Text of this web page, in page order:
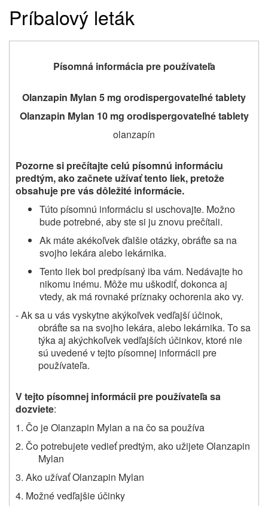
Príbalový leták
Písomná informácia pre používateľa
Olanzapin Mylan 5 mg orodispergovateľné tablety
Olanzapin Mylan 10 mg orodispergovateľné tablety
olanzapín
Pozorne si prečítajte celú písomnú informáciu
predtým, ako začnete užívaťtento liek, pretože
obsahuje pre vás dôležité informácie.
Túto písomnú informáciu si uschovajte. Možno
bude potrebné, aby ste si ju znovu prečítali.
Ak máte akékoľvek ďalšie otázky, obráťte sa na
svojho lekára alebo lekárnika.
Tento liek bol predpísaný iba vám. Nedávajte ho
nikomu inému. Môže mu uškodiť, dokonca aj
vtedy, ak má rovnaké príznaky ochorenia ako vy.
- Ak sa u vás vyskytne akýkoľvek vedľajší účinok,
obráťte sa na svojho lekára, alebo lekárnika. To sa
týka aj akýchkoľvek vedľajších účinkov, ktoré nie
sú uvedené v tejto písomnej informácii pre
používateľa.
V tejto písomnej informácii pre používateľa sa
dozviete:
1. Čo je Olanzapin Mylan a na čo sa používa
2. Čo potrebujete vedieť predtým, ako užijete Olanzapin
Mylan
3. Ako užívať Olanzapin Mylan
4. Možné vedľajšie účinky